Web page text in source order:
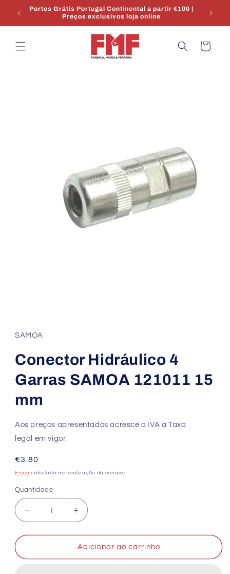
para oEnvio 24/48h | Stock em Portugal | Apoio técnico
Carrinho
SAMOA
Conector Hidráulico 4
Garras SAMOA 121011 15
mm
Aos preços apresentados acresce o IVA à Taxa
legal em vigor.
Preço
normal
€3.80
Envio calculado na finalização da compra.
Quantidade
Quantidade
Diminuir
a
quantidade
Conector
Aumentar
a
quantidade
de
Conector
Adicionar ao carrinho